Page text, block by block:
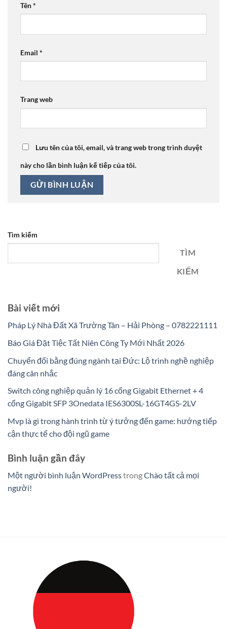
Tên*
Email *
Trang web
Lưu tên của tôi, email, và trang web trong trình duyệt
này cho lần bình luận kế tiếp của tôi.
Tìm kiếm
TÌM
KIẾM
Bài viết mới
Pháp Lý Nhà Đất Xã Trường Tân – Hải Phòng – 0782221111
Báo Giá Đặt Tiệc Tất Niên Công Ty Mới Nhất 2026
Chuyển đổi bằng đúng ngành tại Đức: Lộ trình nghề nghiệp
đáng cân nhắc
Switch công nghiệp quản lý 16 cổng Gigabit Ethernet + 4
cổng Gigabit SFP 3Onedata IES6300SL-16GT4GS-2LV
Mvp là gì trong hành trình từ ý tưởng đến game: hướng tiếp
cận thực tế cho đội ngũ game
Bình luận gần đây
Một người bình luận WordPresstrongChào tất cả mọi
người!